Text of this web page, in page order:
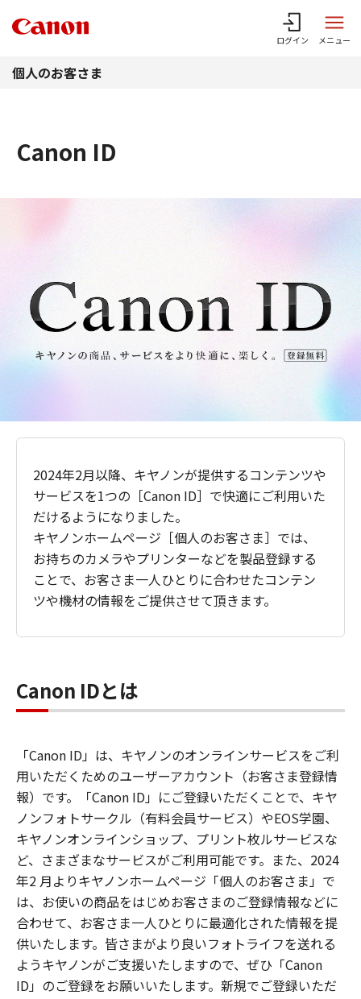
ログイン メニュー
個人のお客さま
Canon ID
2024年2月以降、キヤノンが提供するコンテンツや
サービスを1つの［Canon ID］で快適にご利用いた
だけるようになりました。
キヤノンホームページ［個人のお客さま］では、
お持ちのカメラやプリンターなどを製品登録する
ことで、お客さま一人ひとりに合わせたコンテン
ツや機材の情報をご提供させて頂きます。
Canon IDとは
「Canon ID」は、キヤノンのオンラインサービスをご利
用いただくためのユーザーアカウント（お客さま登録情
報）です。「Canon ID」にご登録いただくことで、キヤ
ノンフォトサークル（有料会員サービス）やEOS学園、
キヤノンオンラインショップ、プリント枚ルサービスな
ど、さまざまなサービスがご利用可能です。また、2024
年2 月よりキヤノンホームページ「個人のお客さま」で
は、お使いの商品をはじめお客さまのご登録情報などに
合わせて、お客さま一人ひとりに最適化された情報を提
供いたします。皆さまがより良いフォトライフを送れる
ようキヤノンがご支援いたしますので、ぜひ「Canon
ID」のご登録をお願いいたします。新規でご登録いただ